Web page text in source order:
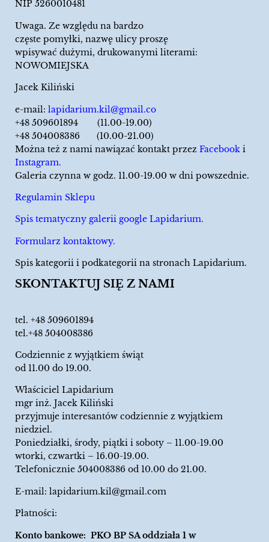
NIP 5260010481
Uwaga. Ze względu na bardzo
częste pomyłki, nazwę ulicy proszę
wpisywać dużymi, drukowanymi literami:
NOWOMIEJSKA
Jacek Kiliński
e-mail: lapidarium.kil@gmail.co
+48 509601894 (11.00-19.00)
+48 504008386 (10.00-21.00)
Można też z nami nawiązać kontakt przez Facebook i
Instagram.
Galeria czynna w godz. 11.00-19.00 w dni powszednie.
Regulamin Sklepu
Spis tematyczny galerii google Lapidarium.
Formularz kontaktowy.
Spis kategorii i podkategorii na stronach Lapidarium.
SKONTAKTUJ SIĘ Z NAMI
tel. +48 509601894
tel.+48 504008386
Codziennie z wyjątkiem świąt
od 11.00 do 19.00.
Właściciel Lapidarium
mgr inż. Jacek Kiliński
przyjmuje interesantów codziennie z wyjątkiem
niedziel.
Poniedziałki, środy, piątki i soboty – 11.00-19.00
wtorki, czwartki – 16.00-19.00.
Telefonicznie 504008386 od 10.00 do 21.00.
E-mail: lapidarium.kil@gmail.com
Płatności:
Konto bankowe: PKO BP SA oddziała 1 w